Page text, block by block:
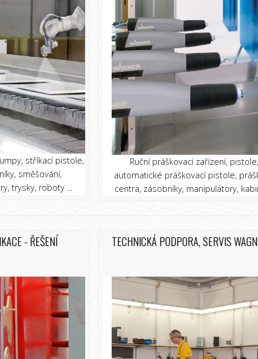
stříkací pistole,
směšování,
trysky, roboty ...
Ruční práškovací zařízení, pistole,
automatické práškovací pistole,
centra, zásobníky, manipulátory,
- ŘEŠENÍ TECHNICKÁ PODPORA, SERVIS